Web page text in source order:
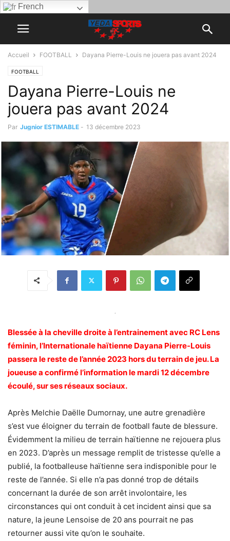
French
Accueil FOOTBALL Dayana Pierre-Louis ne jouera pas avant 2024
FOOTBALL
Dayana Pierre-Louis ne
jouera pas avant 2024
Par Jugnior ESTIMABLE - 13 décembre 2023
Blessée à la cheville droite à l’entrainement avec RC Lens
féminin, l’Internationale haïtienne Dayana Pierre-Louis
passera le reste de l’année 2023 hors du terrain de jeu. La
joueuse a confirmé l’information le mardi 12 décembre
écoulé, sur ses réseaux sociaux.
Après Melchie Daëlle Dumornay, une autre grenadière
s’est vue éloigner du terrain de football faute de blessure.
Évidemment la milieu de terrain haïtienne ne rejouera plus
en 2023. D’après un message remplit de tristesse qu’elle a
publié, la footballeuse haïtienne sera indisponible pour le
reste de l’année. Si elle n’a pas donné trop de détails
concernant la durée de son arrêt involontaire, les
circonstances qui ont conduit à cet incident ainsi que sa
nature, la jeune Lensoise de 20 ans pourrait ne pas
retourner aussi vite qu’on le souhaite.